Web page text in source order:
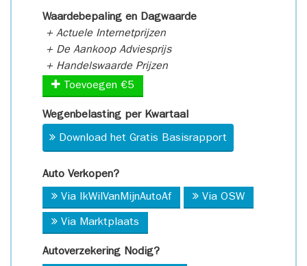
Waardebepaling en Dagwaarde
+ Actuele Internetprijzen
+ De Aankoop Adviesprijs
+ Handelswaarde Prijzen
Toevoegen €5
Wegenbelasting per Kwartaal
Download het Gratis Basisrapport
Auto Verkopen?
Via IkWilVanMijnAutoAf Via OSW
Via Marktplaats
Autoverzekering Nodig?